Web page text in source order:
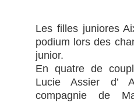
Les filles juniores
podium lors des
junior.
En quatre de
Lucie Assier d’
compagnie de